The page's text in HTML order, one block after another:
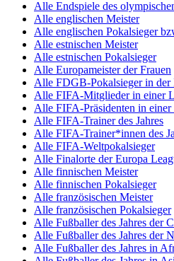
Alle Endspiele des
Alle englischen Meister
Alle englischen Pokalsieger
Alle estnischen Meister
Alle estnischen Pokalsieger
Alle Europameister der Frauen
Alle FDGB-Pokalsieger in der
Alle FIFA-Mitglieder in einer
Alle FIFA-Präsidenten in einer
Alle FIFA-Trainer des Jahres
Alle FIFA-Trainer*innen des
Alle FIFA-Weltpokalsieger
Alle Finalorte der Europa
Alle finnischen Meister
Alle finnischen Pokalsieger
Alle französischen Meister
Alle französischen Pokalsieger
Alle Fußballer des Jahres der
Alle Fußballer des Jahres der
Alle Fußballer des Jahres in